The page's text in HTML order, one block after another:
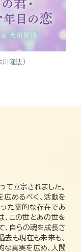
川隆法）
立宗されました。
広めるべく、活動を
た霊的な存在であ
、この世とあの世を
、自らの魂を成長さ
去も現在も未来も、
な真実を広め、人間